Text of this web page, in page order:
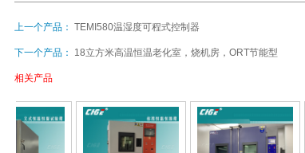
上一个产品： TEMI580温湿度可程式控制器
下一个产品： 18立方米高温恒温老化室，烧机房，ORT节能型
相关产品